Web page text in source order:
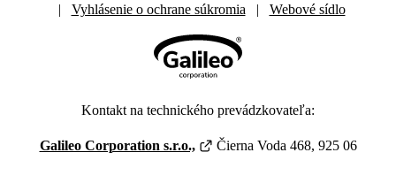
|
Vyhlásenie o ochrane súkromia | Webové sídlo
Kontakt na technického prevádzkovateľa:
Galileo Corporation s.r.o., Čierna Voda 468, 925 06